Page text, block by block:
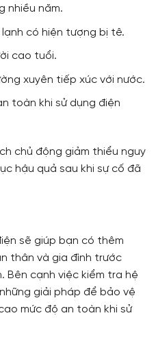
nhiều năm.
có hiện tượng bị tê.
cao tuổi.
xuyên tiếp xúc với nước.
toàn khi sử dụng điện
chủ động giảm thiểu nguy
hậu quả sau khi sự cố đã
sẽ giúp bạn có thêm
thân và gia đình trước
Bên cạnh việc kiểm tra hệ
giải pháp để bảo vệ
mức độ an toàn khi sử